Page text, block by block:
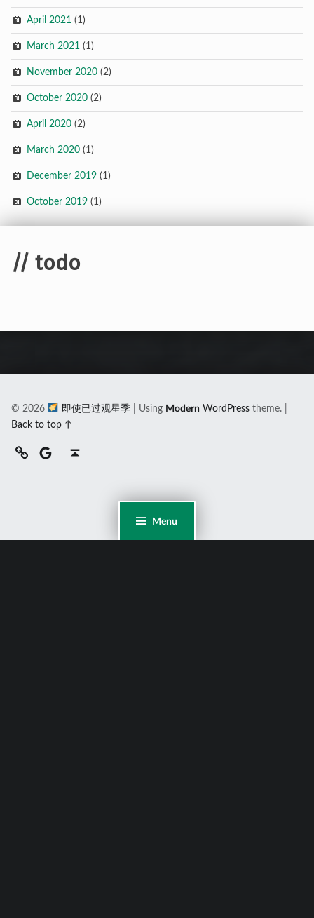
Menu
April 2021 (1)
March 2021 (1)
November 2020 (2)
October 2020 (2)
April 2020 (2)
March 2020 (1)
December 2019 (1)
October 2019 (1)
// todo
© 2026 即使已过观星季 Using Modern WordPress theme.
Back to top ↑